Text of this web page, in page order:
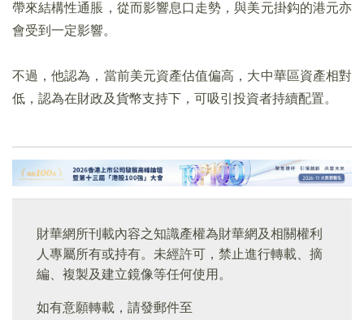
帶來結構性通脹，從而影響息口走勢，與美元掛鈎的港元亦
會受到一定影響。
不過，他認為，當前美元資產估值偏高，大中華區資產相對
低，認為在財政及貨幣支持下，可吸引投資者持續配置。
財華網所刊載內容之知識產權為財華網及相關權利
人專屬所有或持有。未經許可，禁止進行轉載、摘
編、複製及建立鏡像等任何使用。
如有意願轉載，請發郵件至